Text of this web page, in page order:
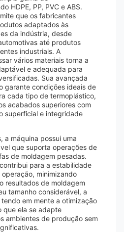
HDPE, PP, PVC e ABS.
que os fabricantes
adaptados às
da indústria, desde
até produtos
industriais. A
vários materiais torna a
e adequada para
Sua avançada
garante condições ideais de
cada tipo de termoplástico,
acabados superiores com
superficial e integridade
a máquina possui uma
que suporta operações de
de moldagem pesadas.
para a estabilidade
minimizando
resultados de moldagem
tamanho considerável, a
em mente a otimização
que ela se adapte
ambientes de produção sem